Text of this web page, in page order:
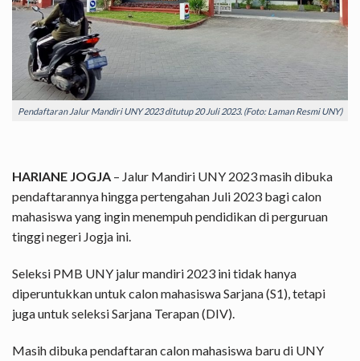
Pendaftaran Jalur Mandiri UNY 2023 ditutup 20 Juli 2023. (Foto: Laman Resmi UNY)
HARIANE JOGJA – Jalur Mandiri UNY 2023 masih dibuka
pendaftarannya hingga pertengahan Juli 2023 bagi calon
mahasiswa yang ingin menempuh pendidikan di perguruan
tinggi negeri Jogja ini.
Seleksi PMB UNY jalur mandiri 2023 ini tidak hanya
diperuntukkan untuk calon mahasiswa Sarjana (S1), tetapi
juga untuk seleksi Sarjana Terapan (DIV).
Masih dibuka pendaftaran calon mahasiswa baru di UNY